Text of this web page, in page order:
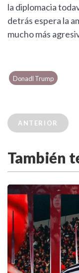
la diplomacia
detrás espera la
mucho más
Donadl Trump
ANTERIOR
También